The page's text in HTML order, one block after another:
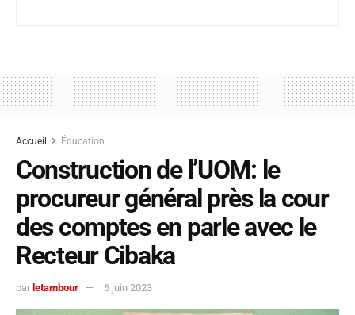
Accueil Éducation
Construction de l’UOM: le
procureur général près la cour
des comptes en parle avec le
Recteur Cibaka
par letambour 6 juin 2023